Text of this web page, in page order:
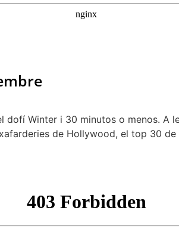
dofí Winter i 30 minutos o menos. A
de Hollywood, el top 30